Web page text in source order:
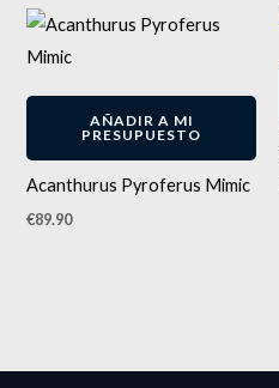
AÑADIR A MI
PRESUPUESTO
Acanthurus Pyroferus Mimic
€89.90